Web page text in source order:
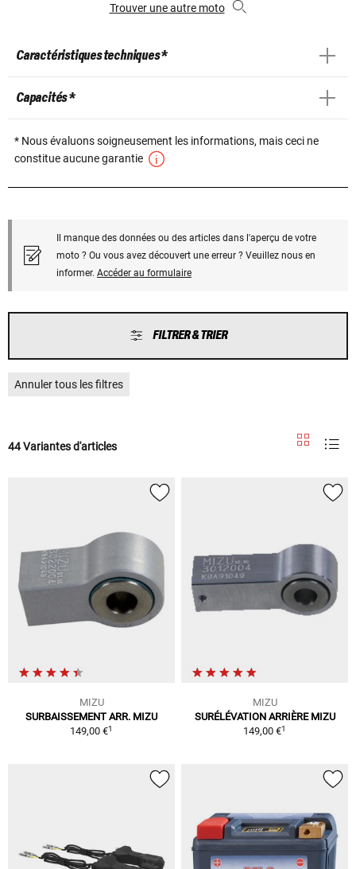
Trouver une autre moto
Caractéristiques techniques *
Capacités *
* Nous évaluons soigneusement les informations, mais ceci ne
constitue aucune garantie
Il manque des données ou des articles dans l'aperçu de votre
moto ? Ou vous avez découvert une erreur ? Veuillez nous en
informer. Accéder au formulaire
FILTRER & TRIER
Annuler tous les filtres
44 Variantes d'articles
MIZU
SURBAISSEMENT ARR. MIZU
149,00 €1
MIZU
SURÉLÉVATION ARRIÈRE MIZU
149,00 €1